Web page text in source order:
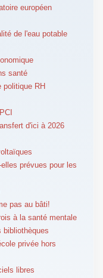
européen
de l'eau potable
santé
politique RH
d'ici à 2026
prévues pour les
pas au bâti!
à la santé mentale
bibliothèques
privée hors
libres